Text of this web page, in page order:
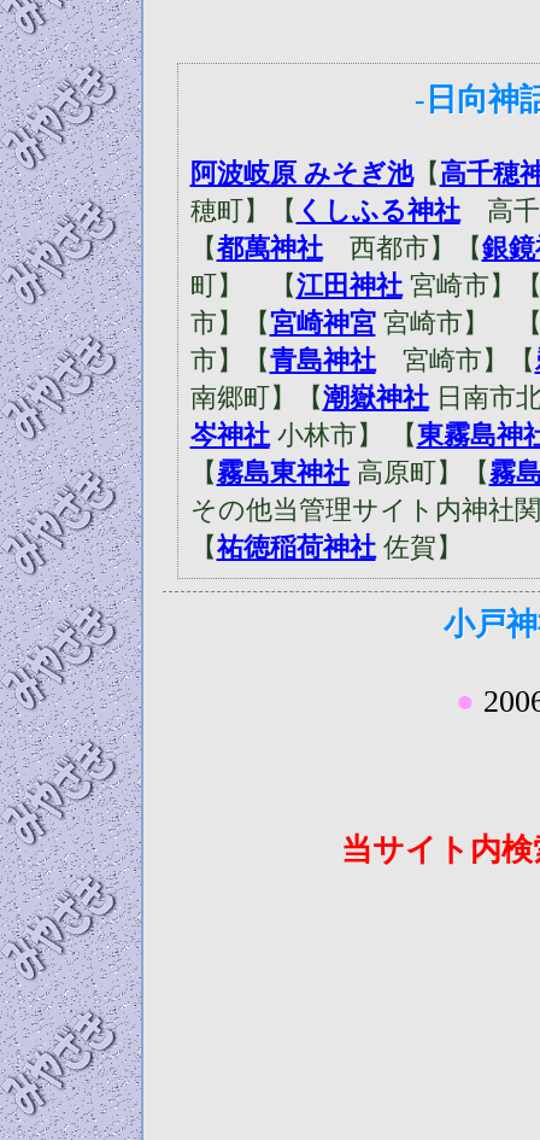
-日向神
阿波岐原 みそぎ池【高千穂
穂町】【 くしふる神社高千
【都萬神社西都市】【銀
町】 【江田神社宮崎市】
市】【宮崎神宮宮崎市】
市】【青島神社宮崎市】【
南郷町】【潮嶽神社日南市
岑神社小林市】 【東霧島神
【霧島東神社高原町】【霧
その他当管理サイト内神社
【祐徳稲荷神社佐賀】
小戸
●
当サイト内